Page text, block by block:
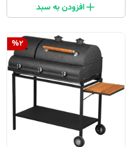
افزودن به سبد
%2